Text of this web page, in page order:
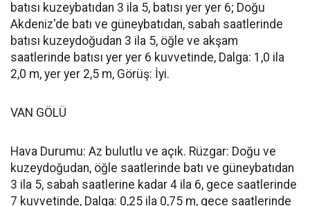
batısı kuzeybatıdan 3 ila 5, batısı yer yer 6; Doğu
Akdeniz'de batı ve güneybatıdan, sabah saatlerinde
batısı kuzeydoğudan 3 ila 5, öğle ve akşam
saatlerinde batısı yer yer 6 kuvvetinde, Dalga: 1,0 ila
2,0 m, yer yer 2,5 m, Görüş: İyi.
VAN GÖLÜ
Hava Durumu: Az bulutlu ve açık. Rüzgar: Doğu ve
kuzeydoğudan, öğle saatlerinde batı ve güneybatıdan
3 ila 5, sabah saatlerine kadar 4 ila 6, gece saatlerinde
7 kuvvetinde, Dalga: 0,25 ila 0,75 m, gece saatlerinde